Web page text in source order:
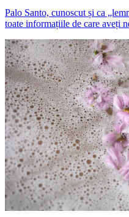
Palo Santo, cunoscut și ca
toate informațiile de care aveți